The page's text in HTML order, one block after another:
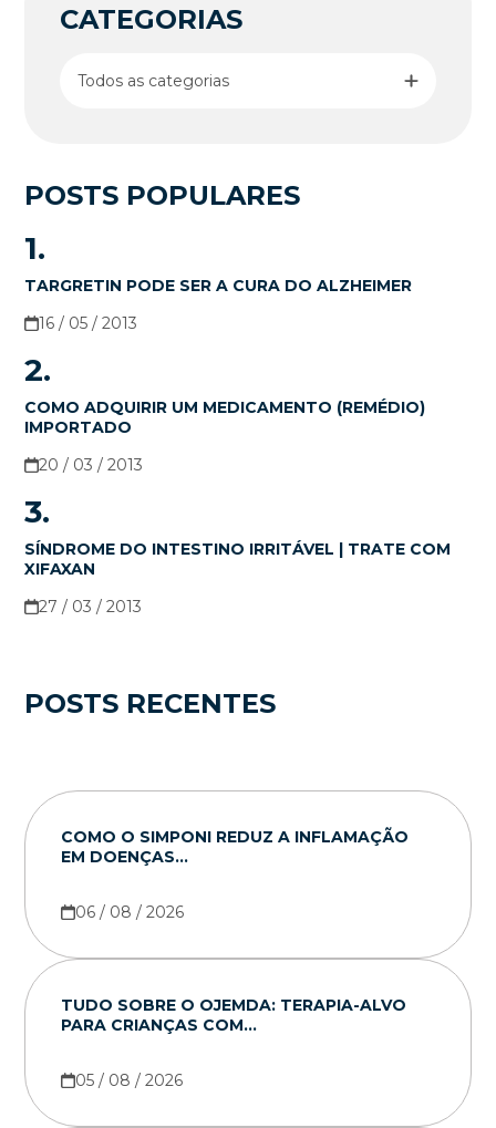
CATEGORIAS
Todos as categorias
POSTS POPULARES
1.
TARGRETIN PODE SER A CURA DO ALZHEIMER
16 / 05 / 2013
2.
COMO ADQUIRIR UM MEDICAMENTO (REMÉDIO)
IMPORTADO
20 / 03 / 2013
3.
SÍNDROME DO INTESTINO IRRITÁVEL | TRATE COM
XIFAXAN
27 / 03 / 2013
POSTS RECENTES
COMO O SIMPONI REDUZ A INFLAMAÇÃO
EM DOENÇAS...
06 / 08 / 2026
TUDO SOBRE O OJEMDA: TERAPIA-ALVO
PARA CRIANÇAS COM...
05 / 08 / 2026